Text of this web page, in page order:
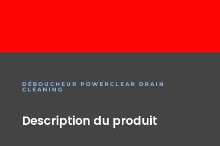
DÉBOUCHEUR POWERCLEAR DRAIN
CLEANING
Description du produit